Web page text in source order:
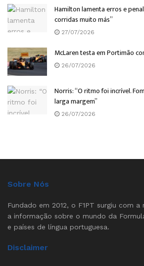
Hamilton lamenta erros e
corridas muito más”
27/07/2026
McLaren testa em Portimão
26/07/2026
Norris: “O ritmo foi incrível.
larga margem”
26/07/2026
Sobre Nós
Fundado em 2012, o F1PT surgiu com
a informação sobre o mundo da
e países de língua portuguesa.
Disclaimer